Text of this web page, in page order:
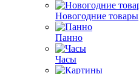
Новогодние товары
Панно
Часы